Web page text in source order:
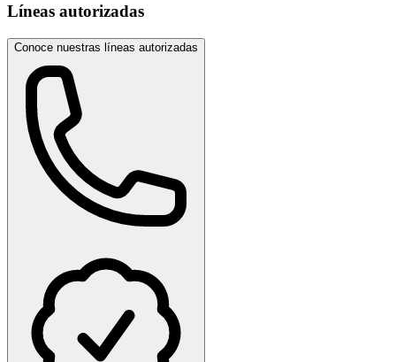
Líneas autorizadas
Conoce nuestras líneas autorizadas